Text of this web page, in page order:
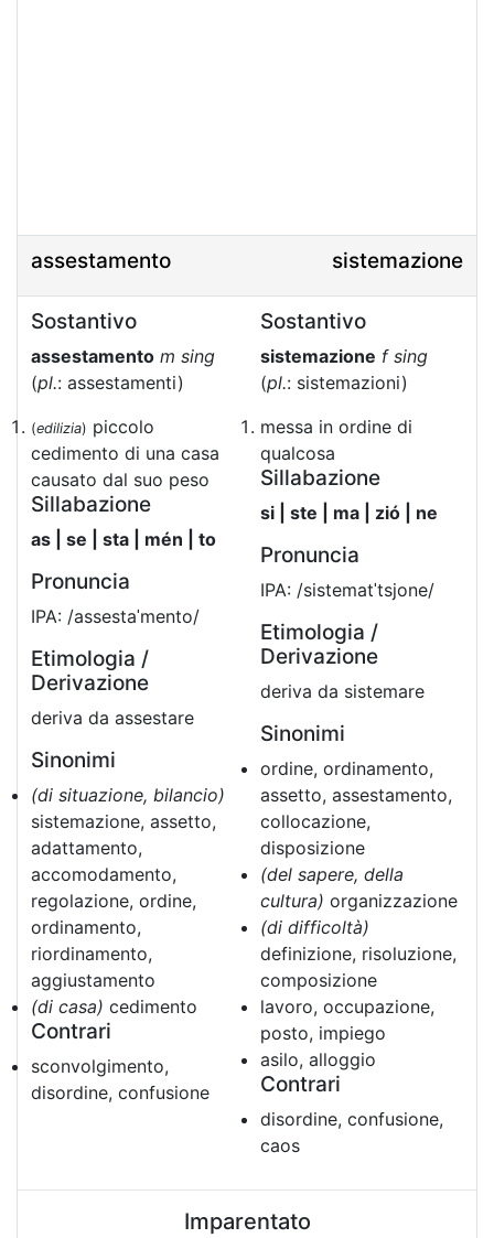
assestamento sistemazione
Sostantivo
assestamento m sing
(pl.: assestamenti)
(edilizia) piccolo
cedimento di una casa
causato dal suo peso
Sillabazione
as | se | sta | mén | to
Pronuncia
IPA: /assestaˈmento/
Etimologia /
Derivazione
deriva da assestare
Sinonimi
(di situazione, bilancio)
sistemazione, assetto,
adattamento,
accomodamento,
regolazione, ordine,
ordinamento,
riordinamento,
aggiustamento
(di casa) cedimento
Contrari
sconvolgimento,
disordine, confusione
Sostantivo
sistemazione f sing
(pl.: sistemazioni)
messa in ordine di
qualcosa
Sillabazione
si | ste | ma | zió | ne
Pronuncia
IPA: /sistematˈtsjone/
Etimologia /
Derivazione
deriva da sistemare
Sinonimi
ordine, ordinamento,
assetto, assestamento,
collocazione,
disposizione
(del sapere, della
cultura) organizzazione
(di difficoltà)
definizione, risoluzione,
composizione
lavoro, occupazione,
posto, impiego
asilo, alloggio
Contrari
disordine, confusione,
caos
Imparentato